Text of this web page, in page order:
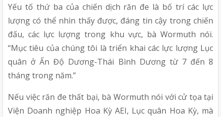
Yếu tố thứ ba của chiến dịch răn đe là bố trí các lực
lượng có thể nhìn thấy được, đáng tin cậy trong chiến
đấu, các lực lượng trong khu vực, bà Wormuth nói.
“Mục tiêu của chúng tôi là triển khai các lực lượng Lục
quân ở Ấn Độ Dương-Thái Bình Dương từ 7 đến 8
tháng trong năm.”
Nếu việc răn đe thất bại, bà Wormuth nói với cử tọa tại
Viện Doanh nghiệp Hoa Kỳ AEI, Lục quân Hoa Kỳ, mà